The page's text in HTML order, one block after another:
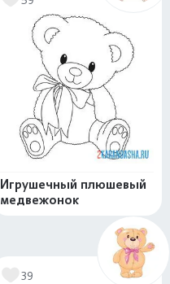
Игрушечный плюшевый
медвежонок
39